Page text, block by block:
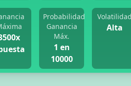
Probabilidad
Ganancia
Máx.
1 en
10000
Volatilidad
Alta